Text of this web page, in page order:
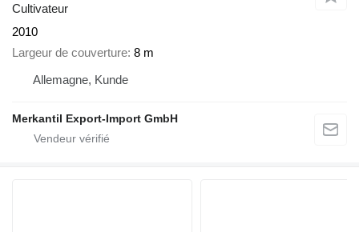
Cultivateur
2010
Largeur de couverture 8 m
Allemagne, Kunde
Merkantil Export-Import GmbH